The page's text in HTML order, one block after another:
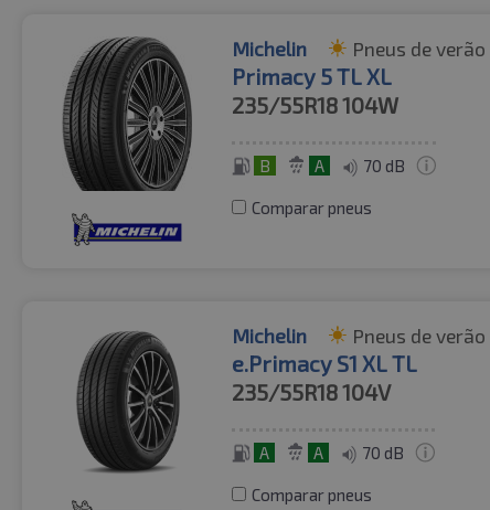
Michelin Pneus de verão
Primacy 5 TL XL
235/55R18104W
B A 70 dB
Comparar pneus
Michelin Pneus de verão
e.Primacy S1 XL TL
235/55R18104V
A A 70 dB
Comparar pneus